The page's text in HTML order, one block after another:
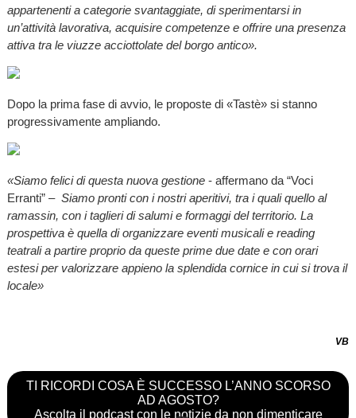
appartenenti a categorie svantaggiate, di sperimentarsi in
un’attività lavorativa, acquisire competenze e offrire una presenza
attiva tra le viuzze acciottolate del borgo antico».
Dopo la prima fase di avvio, le proposte di «Tastè» si stanno
progressivamente ampliando.
«Siamo felici di questa nuova gestione - affermano da “Voci
Erranti” – Siamo pronti con i nostri aperitivi, tra i quali quello al
ramassin, con i taglieri di salumi e formaggi del territorio. La
prospettiva è quella di organizzare eventi musicali e reading
teatrali a partire proprio da queste prime due date e con orari
estesi per valorizzare appieno la splendida cornice in cui si trova il
locale»
VB
TI RICORDI COSA È SUCCESSO L’ANNO SCORSO
AD AGOSTO?
Ascolta il podcast con le notizie da non dimenticare